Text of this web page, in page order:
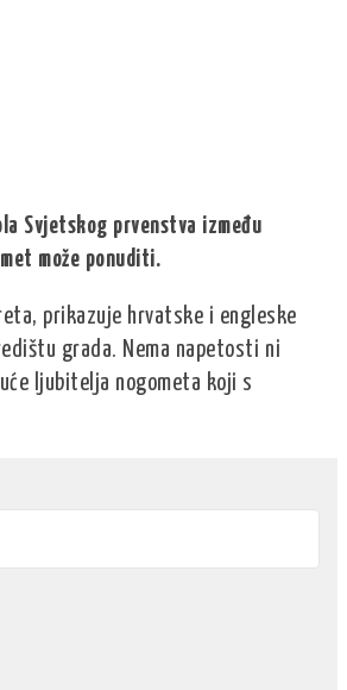
Svjetskog prvenstva između
može ponuditi.
prikazuje hrvatske i engleske
grada. Nema napetosti ni
ljubitelja nogometa koji s